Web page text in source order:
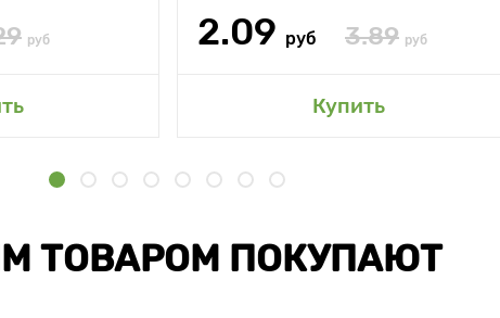
руб 2.09 руб 3.89 руб
Купить
ТОВАРОМ ПОКУПАЮТ